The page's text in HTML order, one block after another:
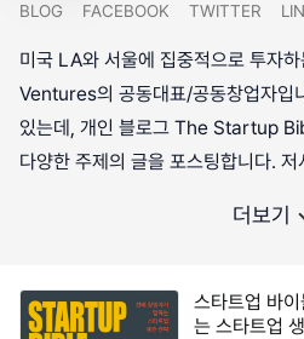
BLOG FACEBOOK TWITTER
미국 LA와 서울에 집중적으로 투자
Ventures의 공동대표/공동창업자입
있는데, 개인 블로그 The Startup
다양한 주제의 글을 포스팅합니다.
더보기
스타트업 바
는 스타트업